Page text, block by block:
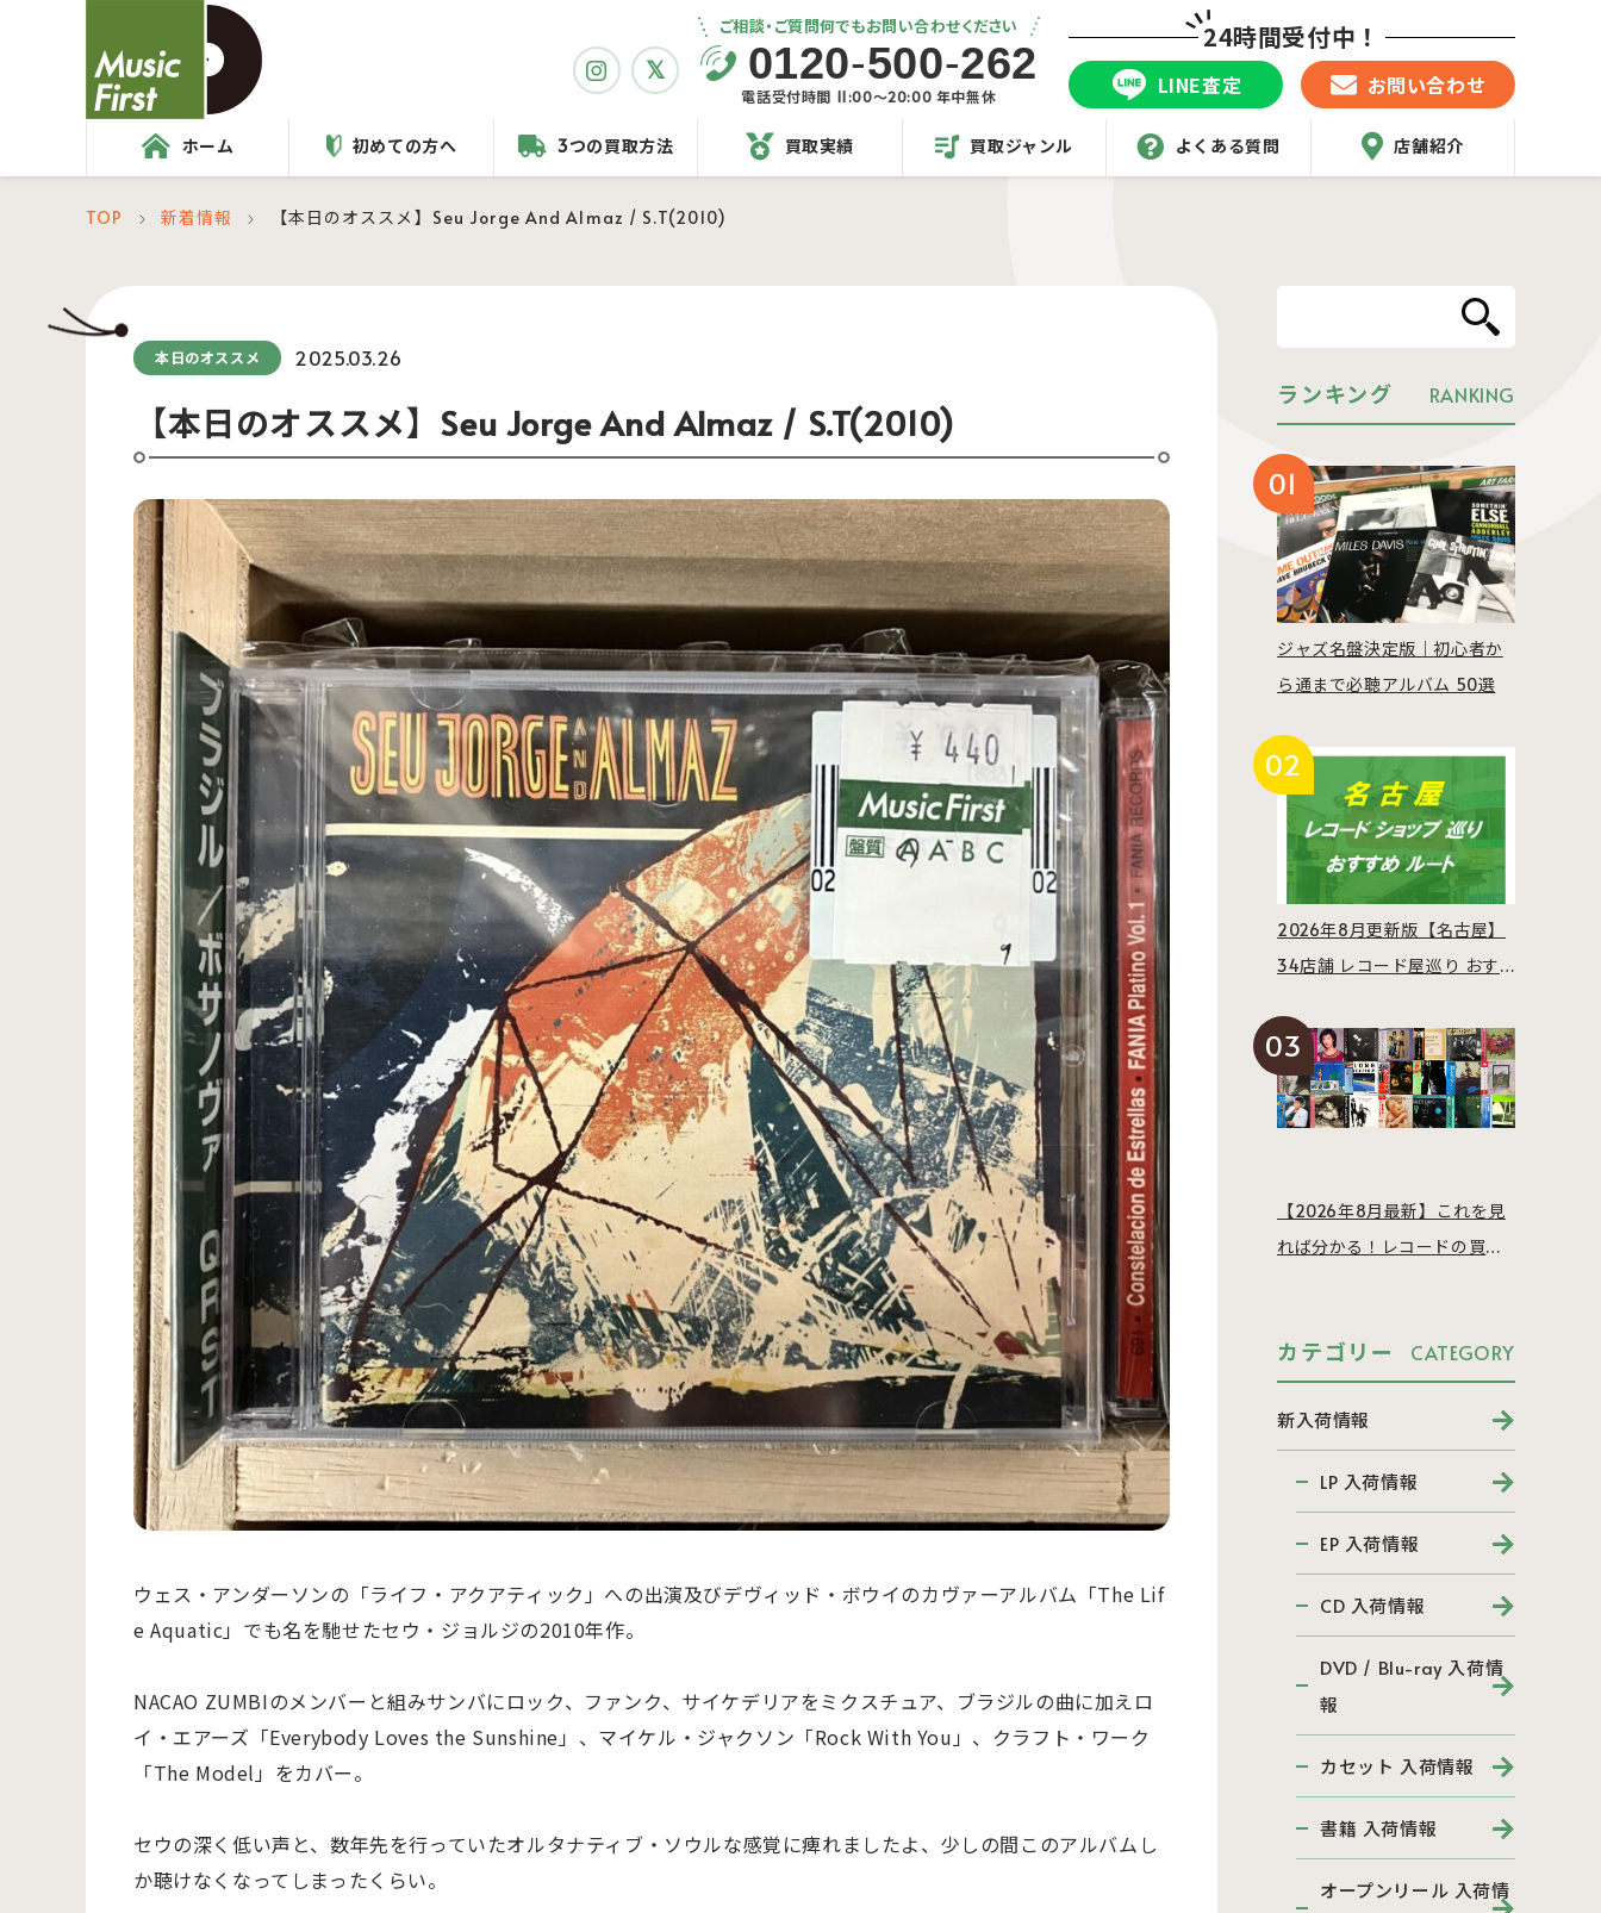
ホーム 初めての方へ 3つの買取方法 買取実績 買取ジャンル よくある質問 店舗紹介
ご相談・ご質問何でもお問い合わせください
0120-500-262
電話受付時間 11:00〜20:00 年中無休
24時間受付中！
LINE査定 お問い合わせ
TOP ＞ 新着情報 ＞ 【本日のオススメ】Seu Jorge And Almaz / S.T(2010)
本日のオススメ 2025.03.26
【本日のオススメ】Seu Jorge And Almaz / S.T(2010)
ウェス・アンダーソンの「ライフ・アクアティック」への出演及びデヴィッド・ボウイのカヴァーアルバム「The Lif
e Aquatic」でも名を馳せたセウ・ジョルジの2010年作。
NACAO ZUMBIのメンバーと組みサンバにロック、ファンク、サイケデリアをミクスチュア、ブラジルの曲に加えロ
イ・エアーズ「Everybody Loves the Sunshine」、マイケル・ジャクソン「Rock With You」、クラフト・ワーク
「The Model」をカバー。
セウの深く低い声と、数年先を行っていたオルタナティブ・ソウルな感覚に痺れましたよ、少しの間このアルバムし
か聴けなくなってしまったくらい。
ランキング RANKING
ジャズ名盤決定版｜初心者か
ら通まで必聴アルバム 50選
2026年8月更新版【名古屋】
34店舗 レコード屋巡り おす
【2026年8月最新】これを見
れば分かる！レコードの買取
カテゴリー CATEGORY
新入荷情報
LP 入荷情報
EP 入荷情報
CD 入荷情報
DVD / Blu-ray 入荷情
報
カセット 入荷情報
書籍 入荷情報
オープンリール 入荷情